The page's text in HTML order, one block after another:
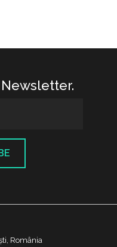
România